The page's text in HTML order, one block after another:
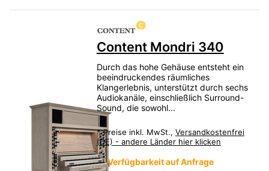
Content Mondri 340
Durch das hohe Gehäuse entsteht ein
beeindruckendes räumliches
Klangerlebnis, unterstützt durch sechs
Audiokanäle, einschließlich Surround-
Sound, die sowohl...
* Preise inkl. MwSt., Versandkostenfrei
(DE) - andere Länder hier klicken
Verfügbarkeit auf Anfrage